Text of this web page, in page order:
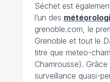
Séchet est
l’un des
grenoble.com, le
Grenoble et tout le
titre que meteo-
Chamrousse). Grâce
surveillance quasi-